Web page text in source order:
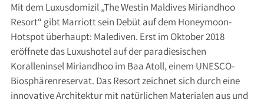
Mit dem Luxusdomizil „The Westin Maldives Miriandhoo
Resort“ gibt Marriott sein Debüt auf dem Honeymoon-
Hotspot überhaupt: Malediven. Erst im Oktober 2018
eröffnete das Luxushotel auf der paradiesischen
Koralleninsel Miriandhoo im Baa Atoll, einem UNESCO-
Biosphärenreservat. Das Resort zeichnet sich durch eine
innovative Architektur mit natürlichen Materialen aus und